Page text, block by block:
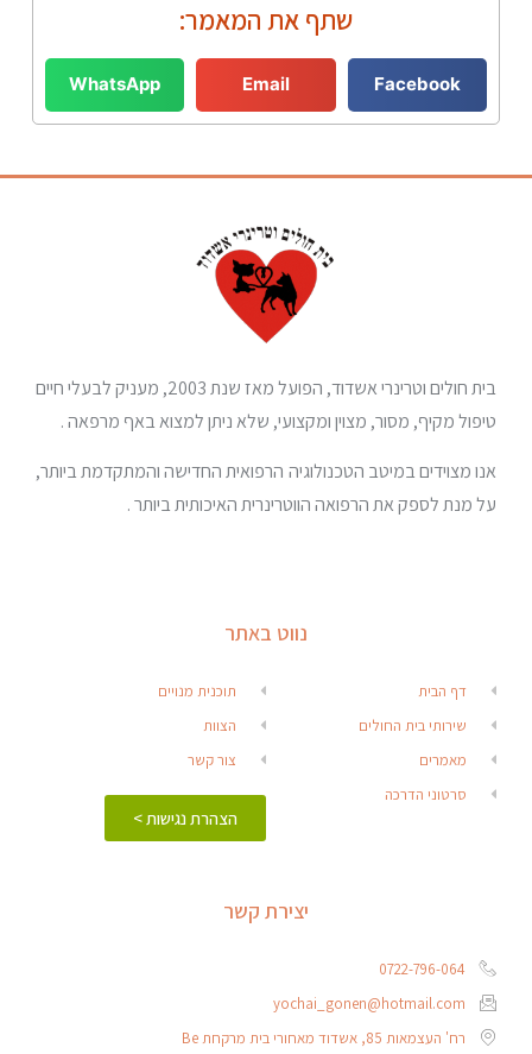
שתף את המאמר:
Facebook
Email
WhatsApp
בית חולים וטרינרי אשדוד, הפועל מאז שנת 2003, מעניק לבעלי חיים
טיפול מקיף, מסור, מצוין ומקצועי, שלא ניתן למצוא באף מרפאה .
אנו מצוידים במיטב הטכנולוגיה הרפואית החדישה והמתקדמת ביותר,
על מנת לספק את הרפואה הווטרינרית האיכותית ביותר .
נווט באתר
דף הבית
שירותי בית החולים
מאמרים
סרטוני הדרכה
תוכנית מנויים
הצוות
צור קשר
הצהרת נגישות >
יצירת קשר
0722-796-064
yochai_gonen@hotmail.com
רח' העצמאות 85, אשדוד מאחורי בית מרקחת Be